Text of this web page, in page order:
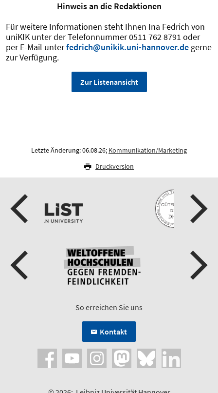
Hinweis an die Redaktionen
Für weitere Informationen steht Ihnen Ina Fedrich von
uniKIK unter der Telefonnummer 0511 762 8791 oder
per E-Mail unterfedrich@unikik.uni-hannover.de gerne
zur Verfügung.
Zur Listenansicht
Letzte Änderung: 06.08.26; Kommunikation/Marketing
Druckversion
So erreichen Sie uns
Kontakt